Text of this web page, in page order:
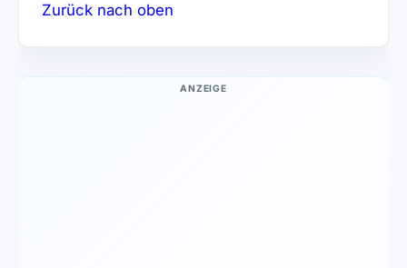
Zurück nach oben
ANZEIGE